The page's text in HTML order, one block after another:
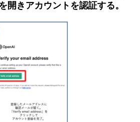
開きアカウントを認証する。